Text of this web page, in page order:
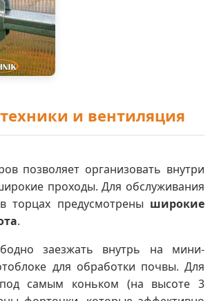
и вентиляция
позволяет организовать внутри
проходы. Для обслуживания
торцах предусмотрены широкие
.
заезжать внутрь на мини-
для обработки почвы. Для
под самым коньком (на высоте 3